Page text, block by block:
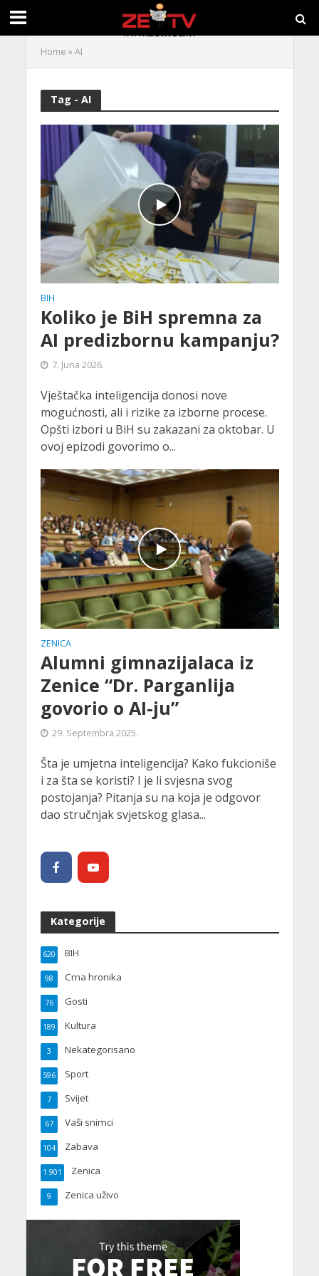
Home »AI
Tag - AI
BIH
Koliko je BiH spremna za
AI predizbornu kampanju?
7. Juna 2026.
Vještačka inteligencija donosi nove
mogućnosti, ali i rizike za izborne procese.
Opšti izbori u BiH su zakazani za oktobar. U
ovoj epizodi govorimo o...
ZENICA
Alumni gimnazijalaca iz
Zenice “Dr. Parganlija
govorio o AI-ju”
29. Septembra 2025.
Šta je umjetna inteligencija? Kako fukcioniše
i za šta se koristi? I je li svjesna svog
postojanja? Pitanja su na koja je odgovor
dao stručnjak svjetskog glasa...
Kategorije
BIH
620
Crna hronika
98
Gosti
76
Kultura
189
Nekategorisano
3
Sport
596
Svijet
7
Vaši snimci
67
Zabava
104
Zenica
1.901
Zenica uživo
9